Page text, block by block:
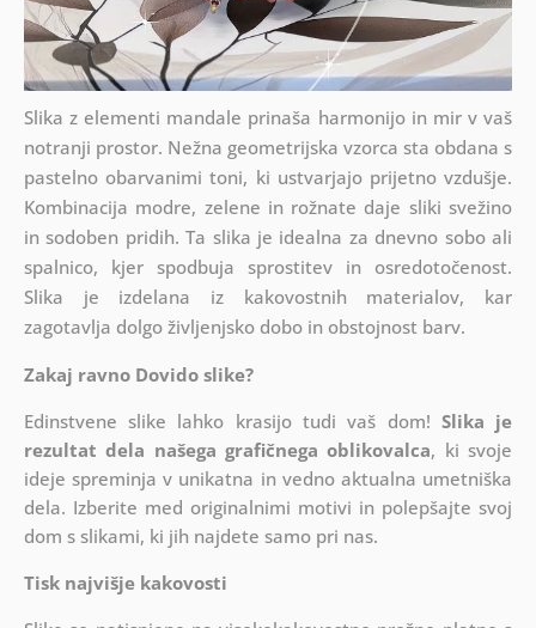
Slika z elementi mandale prinaša harmonijo in mir v vaš
notranji prostor. Nežna geometrijska vzorca sta obdana s
pastelno obarvanimi toni, ki ustvarjajo prijetno vzdušje.
Kombinacija modre, zelene in rožnate daje sliki svežino
in sodoben pridih. Ta slika je idealna za dnevno sobo ali
spalnico, kjer spodbuja sprostitev in osredotočenost.
Slika je izdelana iz kakovostnih materialov, kar
zagotavlja dolgo življenjsko dobo in obstojnost barv.
Zakaj ravno Dovido slike?
Edinstvene slike lahko krasijo tudi vaš dom! Slika je
rezultat dela našega grafičnega oblikovalca, ki svoje
ideje spreminja v unikatna in vedno aktualna umetniška
dela. Izberite med originalnimi motivi in polepšajte svoj
dom s slikami, ki jih najdete samo pri nas.
Tisk najvišje kakovosti